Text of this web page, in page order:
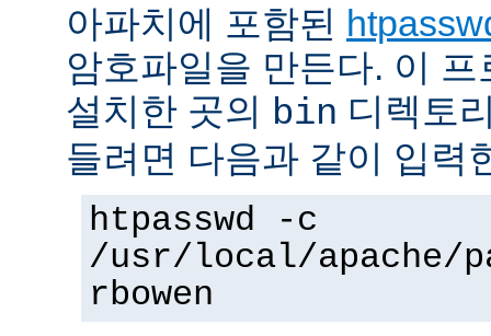
아파치에 포함된
암호파일을 만든다. 이
설치한 곳의 bin 디렉토
들려면 다음과 같이 입력
htpasswd -c
/usr/local/apache/
rbowen